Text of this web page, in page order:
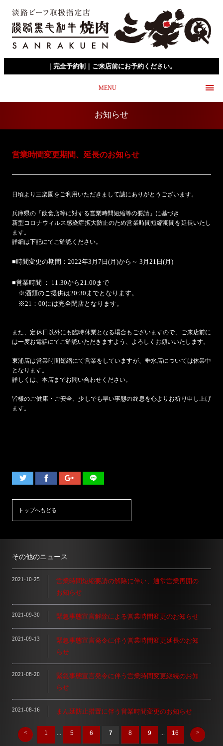
｜完全予約制｜ご来店前にお予約ください。
MENU
お知らせ
営業時間変更期間、延長のお知らせ
日頃より三楽園をご利用いただきまして誠にありがとうございます。
兵庫県の「飲食店等に対する営業時間短縮等の要請」に基づき
新型コロナウィルス感染症拡大防止のため営業時間短縮期間を延長いたし
ます。
詳細は下記にてご確認ください。
■時間変更の期間：2022年3月7日(月)から～ 3月21日(月)
■営業時間 ： 11:30から21:00まで
※酒類のご提供は20:30までとなります。
※21：00には完全閉店となります。
また、定休日以外にも臨時休業となる場合もございますので、ご来店前に
は一度お電話にてご確認いただきますよう、よろしくお願いいたします。
東浦店は営業時間短縮にて営業をしていますが、垂水店については休業中
となります。
詳しくは、本店までお問い合わせください。
皆様のご健康・ご安全、少しでも早い事態の終息を心よりお祈り申し上げ
ます。
トップへもどる
その他のニュース
2021-10-25
営業時間短縮要請の解除に伴い、通常営業再開の
お知らせ
2021-09-30 緊急事態宣言解除による営業時間変更のお知らせ
2021-09-13
緊急事態宣言発令に伴う営業時間変更延長のお知
らせ
2021-08-20
緊急事態宣言発令に伴う営業時間変更継続のお知
らせ
2021-08-16 まん延防止措置に伴う営業時間変更のお知らせ
< 1 ... 5 6 7 8 9 ... 16 >